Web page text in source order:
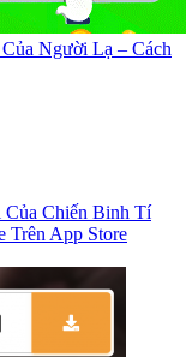
Người Lạ – Cách
Của Chiến Binh Tí
Trên App Store